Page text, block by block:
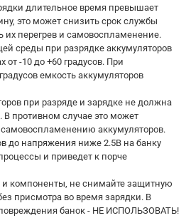
длительное время превышает
это может снизить срок службы
их перегрев и самовоспламенение.
среды при разрядке аккумуляторов
-10 до +60 градусов. При
емкость аккумуляторов
при разряде и зарядке не должна
В противном случае это может
аккумуляторов.
до напряжения ниже 2.5В на банку
и приведет к порче
и компоненты, не снимайте защитную
присмотра во время зарядки. В
банок - НЕ ИСПОЛЬЗОВАТЬ!